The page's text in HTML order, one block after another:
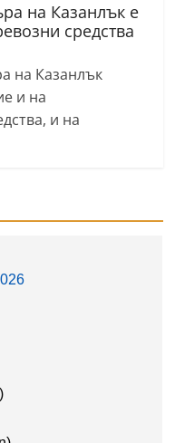
на Казанлък е
средства
на Казанлък
и на
и на